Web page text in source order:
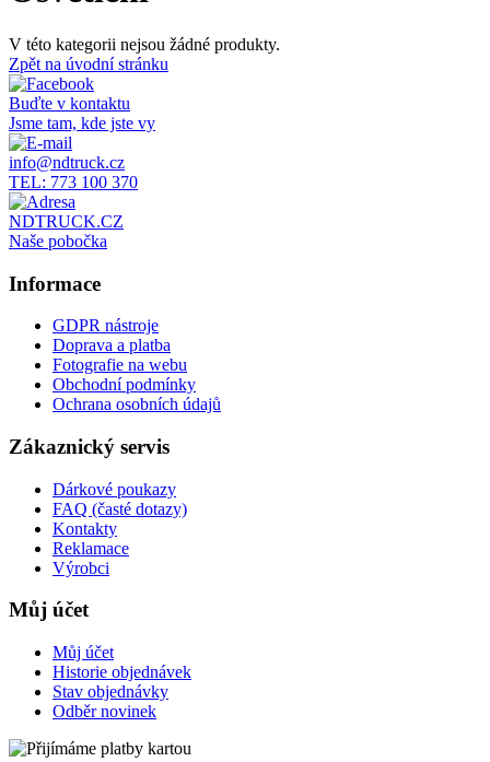
V této kategorii nejsou žádné produkty.
Zpět na úvodní stránku
Buďte v kontaktu
Jsme tam, kde jste vy
info@ndtruck.cz
TEL: 773 100 370
NDTRUCK.CZ
Naše pobočka
Informace
GDPR nástroje
Doprava a platba
Fotografie na webu
Obchodní podmínky
Ochrana osobních údajů
Zákaznický servis
Dárkové poukazy
FAQ (časté dotazy)
Kontakty
Reklamace
Výrobci
Můj účet
Můj účet
Historie objednávek
Stav objednávky
Odběr novinek